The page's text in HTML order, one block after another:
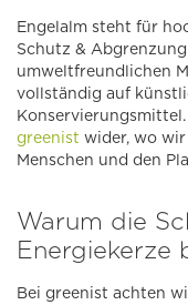
Engelalm steht für
Schutz &
umweltfreundlichen
vollständig auf
greenist wider, wo
Menschen und den
Warum die
Energiekerze
Bei greenist achten